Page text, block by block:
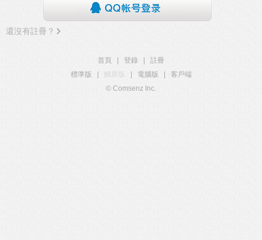
還沒有註冊？
首頁 登錄
註冊
標準版
觸屏版 電腦版
客戶端
© Comsenz Inc.